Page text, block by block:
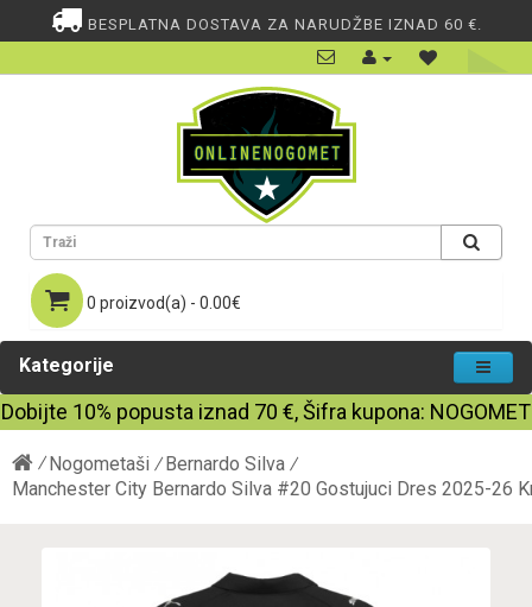
BESPLATNA DOSTAVA ZA NARUDŽBE IZNAD 60 €.
0 proizvod(a) - 0.00€
Kategorije
Dobijte 10% popusta iznad 70 €, Šifra kupona: NOGOMET
Nogometaši
Bernardo Silva
Manchester City Bernardo Silva #20 Gostujuci Dres 2025-26